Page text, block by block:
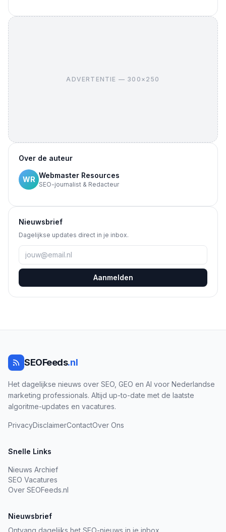
ADVERTENTIE — 300×250
Over de auteur
WR Webmaster Resources
SEO-journalist & Redacteur
Nieuwsbrief
Dagelijkse updates direct in je inbox.
Aanmelden
SEOFeeds.nl
Het dagelijkse nieuws over SEO, GEO en AI voor Nederlandse
marketing professionals. Altijd up-to-date met de laatste
algoritme-updates en vacatures.
PrivacyDisclaimerContactOver Ons
Snelle Links
Nieuws Archief
SEO Vacatures
Over SEOFeeds.nl
Nieuwsbrief